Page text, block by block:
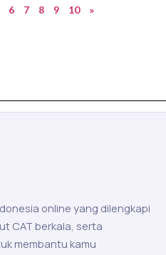
6 7 8 9 10 »
online yang dilengkapi
CAT berkala, serta
membantu kamu